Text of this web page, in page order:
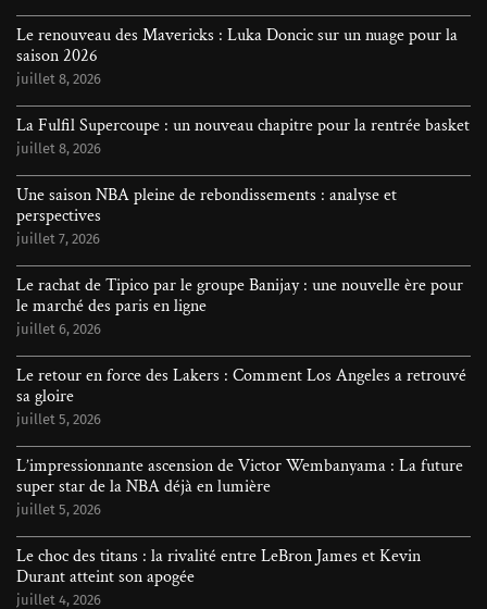
Le renouveau des Mavericks : Luka Doncic sur un nuage pour la
saison 2026
juillet 8, 2026
La Fulfil Supercoupe : un nouveau chapitre pour la rentrée basket
juillet 8, 2026
Une saison NBA pleine de rebondissements : analyse et
perspectives
juillet 7, 2026
Le rachat de Tipico par le groupe Banijay : une nouvelle ère pour
le marché des paris en ligne
juillet 6, 2026
Le retour en force des Lakers : Comment Los Angeles a retrouvé
sa gloire
juillet 5, 2026
L’impressionnante ascension de Victor Wembanyama : La future
super star de la NBA déjà en lumière
juillet 5, 2026
Le choc des titans : la rivalité entre LeBron James et Kevin
Durant atteint son apogée
juillet 4, 2026